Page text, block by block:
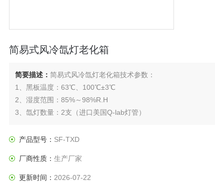
简易式风冷氙灯老化箱
简要描述： 简易式风冷氙灯老化箱技术参数：
1、黑板温度：63℃、100℃±3℃
2、湿度范围：85%～98%R.H
3、氙灯数量：2支（进口美国Q-lab灯管）
5、辐照强度：≤550W/㎡
产品型号： SF-TXD
厂商性质： 生产厂家
更新时间： 2026-07-22